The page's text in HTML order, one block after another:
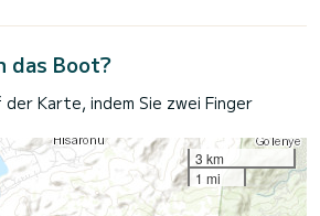
das Boot?
Karte, indem Sie zwei Finger
3 km
1 mi